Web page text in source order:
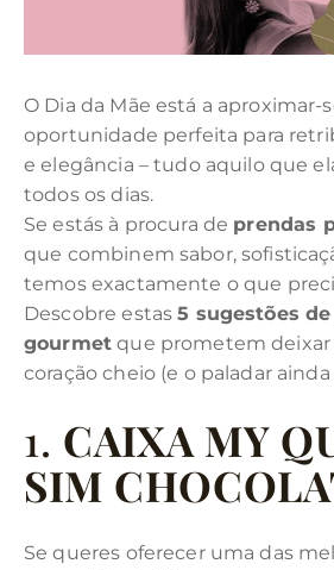
O Dia da Mãe está a aproximar-
oportunidade perfeita para
e elegância – tudo aquilo que
todos os dias.
Se estás à procura de prendas
que combinem sabor,
temos exactamente o que
Descobre estas5 sugestões
gourmet que prometem
coração cheio (e o paladar ainda
1. CAIXA MY
SIM
Se queres oferecer uma das